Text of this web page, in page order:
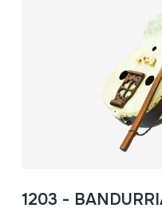
1203 -